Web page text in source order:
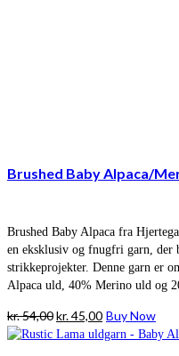
Brushed Baby Alpaca/
Brushed Baby Alpaca fra
en eksklusiv og fnugfri garn,
strikkeprojekter. Denne garn er
Alpaca uld, 40% Merino uld og
kr.54,00Den
oprindelige
kr.45,00Den
aktuelle
Buy Now